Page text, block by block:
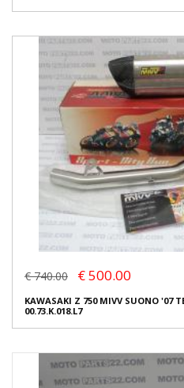
€ 740.00 € 500.00
KAWASAKI Z 750 MIVV SUONO
00.73.K.018.L7